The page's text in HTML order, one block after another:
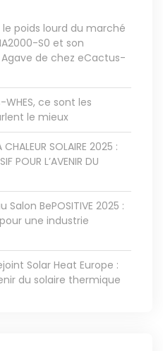
poids lourd du marché
S0 et son
de chez eCactus-
ce sont les
le mieux
CHALEUR SOLAIRE 2025 :
POUR L’AVENIR DU
BePOSITIVE 2025 :
une industrie
Solar Heat Europe :
du solaire thermique